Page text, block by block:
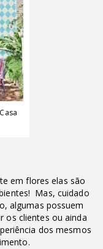
em flores elas são
Mas, cuidado
algumas possuem
os clientes ou ainda
dos mesmos